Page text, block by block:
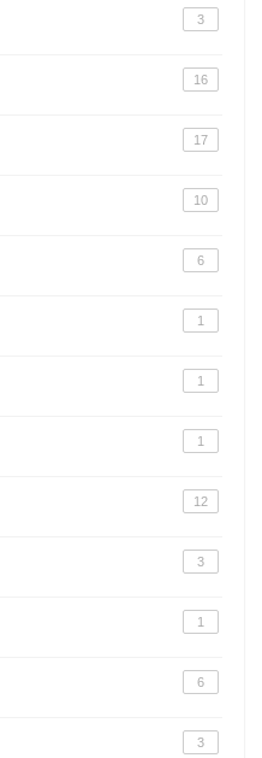
3
16
17
10
6
1
1
1
12
3
1
6
3